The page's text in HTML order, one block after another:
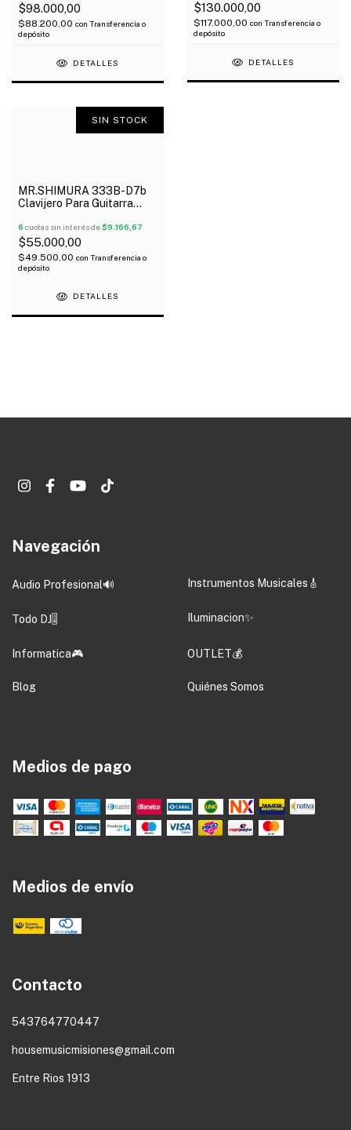
$98.000,00
$88.200,00 con Transferencia o
depósito
DETALLES
$130.000,00
$117.000,00 con Transferencia o
depósito
DETALLES
SIN STOCK
MR.SHIMURA 333B-D7b
Clavijero Para Guitarra
Hidráulico
6 cuotas sin interés de$9.166,67
$55.000,00
$49.500,00 con Transferencia o
depósito
DETALLES
Navegación
Audio Profesional🔊 Instrumentos Musicales🎸
Todo DJ🎚️ Iluminacion✨
Informatica🎮 OUTLET💰
Blog Quiénes Somos
Medios de pago
Medios de envío
Contacto
543764770447
housemusicmisiones@gmail.com
Entre Rios 1913